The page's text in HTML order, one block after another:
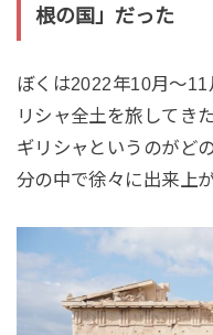
根の国」だった
ぼくは2022年10月〜
リシャ全土を旅してき
ギリシャというのがど
分の中で徐々に出来上